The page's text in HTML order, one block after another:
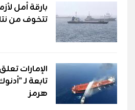
بارقة أمل
تتخوف من
الإمارات
تابعة لـ
هرمز